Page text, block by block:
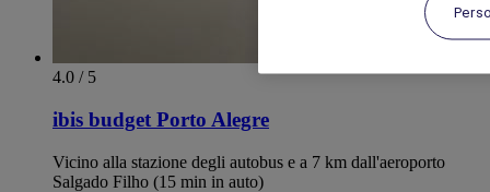
4.0 / 5
ibis budget Porto Alegre
Vicino alla stazione degli autobus e a 7 km dall'aeroporto
Salgado Filho (15 min in auto)